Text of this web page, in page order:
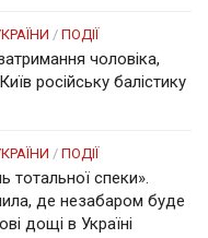
/ ПОДІЇ
чоловіка,
російську балістику
/ ПОДІЇ
тотальної спеки».
де незабаром буде
дощі в Україні